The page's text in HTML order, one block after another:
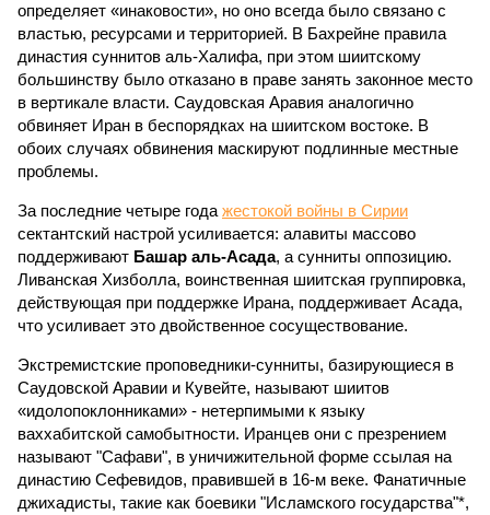
определяет «инаковости», но оно всегда было связано с
властью, ресурсами и территорией. В Бахрейне правила
династия суннитов аль-Халифа, при этом шиитскому
большинству было отказано в праве занять законное место
в вертикале власти. Саудовская Аравия аналогично
обвиняет Иран в беспорядках на шиитском востоке. В
обоих случаях обвинения маскируют подлинные местные
проблемы.
За последние четыре года жестокой войны в Сирии
сектантский настрой усиливается: алавиты массово
поддерживают Башар аль-Асада, а сунниты оппозицию.
Ливанская Хизболла, воинственная шиитская группировка,
действующая при поддержке Ирана, поддерживает Асада,
что усиливает это двойственное сосуществование.
Экстремистские проповедники-сунниты, базирующиеся в
Саудовской Аравии и Кувейте, называют шиитов
«идолопоклонниками» - нетерпимыми к языку
ваххабитской самобытности. Иранцев они с презрением
называют "Сафави", в уничижительной форме ссылая на
династию Сефевидов, правившей в 16-м веке. Фанатичные
джихадисты, такие как боевики "Исламского государства"*,